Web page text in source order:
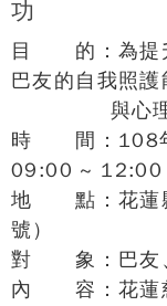
功
目 的：為提升
巴友的自我照
與心理的舒
時 間：108年
09:00 ~ 12:00
地 點：花蓮縣
號）
對 象：巴友
內 容：花蓮慈